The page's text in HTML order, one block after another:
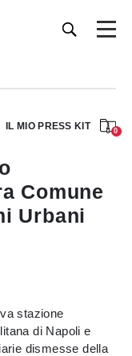
IL MIO PRESS KIT 0
Comune
Urbani
stazione
di Napoli e
dismesse della